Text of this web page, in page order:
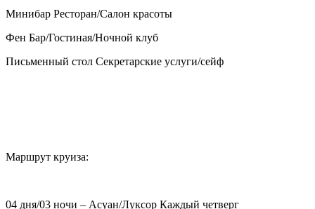
Минибар Ресторан/Салон красоты
Фен Бар/Гостиная/Ночной клуб
Письменный стол Секретарские услуги/сейф
Маршрут круиза:
04 дня/03 ночи – Асуан/Луксор Каждый четверг